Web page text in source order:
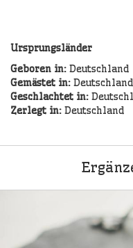
Ursprungsländer
Geboren in: Deutschland
Gemästet in: Deutschland
Geschlachtet in:
Zerlegt in: Deutschland